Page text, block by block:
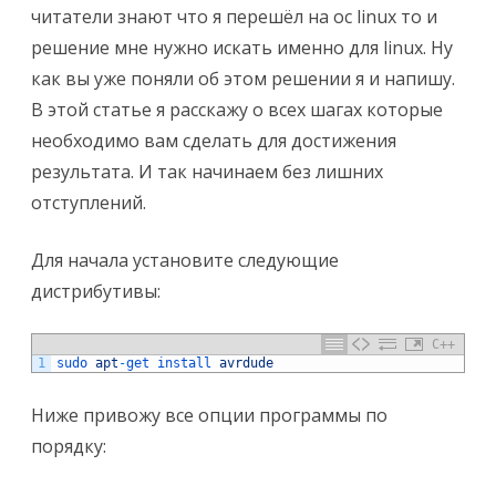
читатели знают что я перешёл на ос linux то и
решение мне нужно искать именно для linux. Ну
как вы уже поняли об этом решении я и напишу.
В этой статье я расскажу о всех шагах которые
необходимо вам сделать для достижения
результата. И так начинаем без лишних
отступлений.
Для начала установите следующие
дистрибутивы:
C++
1
sudo apt -get install avrdude
Ниже привожу все опции программы по
порядку: